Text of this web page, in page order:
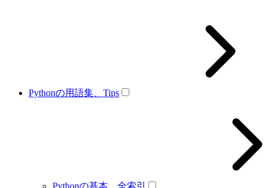
Pythonの用語集、Tips
Pythonの基本、全索引